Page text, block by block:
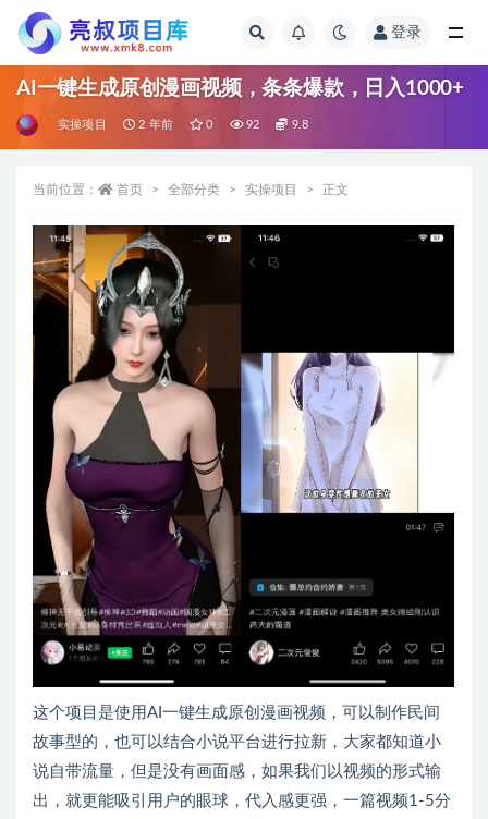
登录
AI一键生成原创漫画视频，条条爆款，日入1000+
实操项目 2 年前 0 92 9.8
当前位置： 首页 全部分类 实操项目 正文
这个项目是使用AI一键生成原创漫画视频，可以制作民间
故事型的，也可以结合小说平台进行拉新，大家都知道小
说自带流量，但是没有画面感，如果我们以视频的形式输
出，就更能吸引用户的眼球，代入感更强，一篇视频1-5分